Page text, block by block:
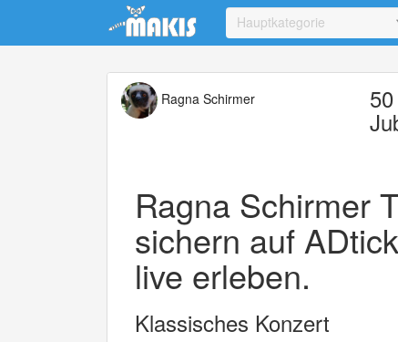
Update cookies preferences
Hauptkategorie
Ragna Schirmer
Ragna Schirmer
sichern auf
live erleben.
Klassisches Konzert